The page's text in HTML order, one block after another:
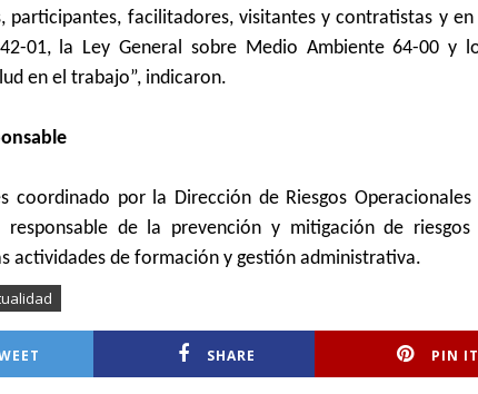
participantes, facilitadores, visitantes y contratistas y
01, la Ley General sobre Medio Ambiente 64-00 y
en el trabajo”, indicaron.
coordinado por la Dirección de Riesgos
responsable de la prevención y mitigación de
actividades de formación y gestión administrativa.
SHARE PIN IT